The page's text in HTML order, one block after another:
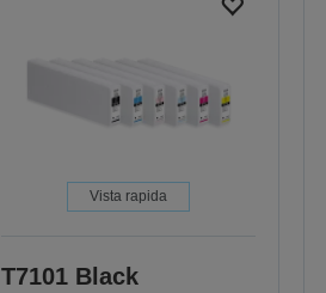
Vista rapida
T7101 Black